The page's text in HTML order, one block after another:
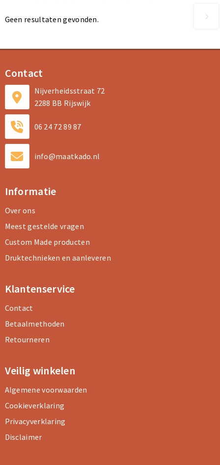
Geen resultaten gevonden.
Contact
Nijverheidsstraat 72
2288 BB Rijswijk
06 24 72 89 87
info@maatkado.nl
Informatie
Over ons
Meest gestelde vragen
Custom Made producten
Druktechnieken en aanleveren
Klantenservice
Contact
Betaalmethoden
Retourneren
Veilig winkelen
Algemene voorwaarden
Cookieverklaring
Privacyverklaring
Disclaimer